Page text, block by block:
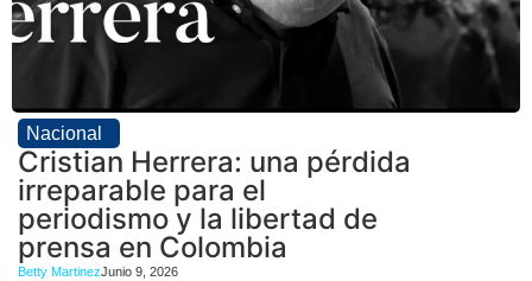
Nacional
Cristian Herrera: una pérdida
irreparable para el
periodismo y la libertad de
prensa en Colombia
Betty MartinezJunio 9, 2026